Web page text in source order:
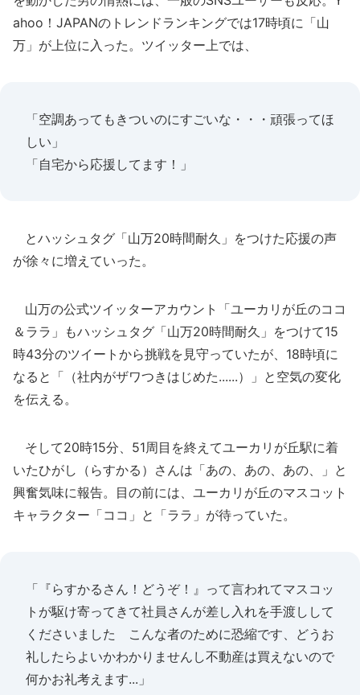
ahoo！JAPANのトレンドランキングでは17時頃に「山
万」が上位に入った。ツイッター上では、
「空調あってもきついのにすごいな・・・頑張ってほ
しい」
「自宅から応援してます！」
とハッシュタグ「山万20時間耐久」をつけた応援の声
が徐々に増えていった。
山万の公式ツイッターアカウント「ユーカリが丘のココ
＆ララ」もハッシュタグ「山万20時間耐久」をつけて15
時43分のツイートから挑戦を見守っていたが、18時頃に
なると「（社内がザワつきはじめた......）」と空気の変化
を伝える。
そして20時15分、51周目を終えてユーカリが丘駅に着
いたひがし（らすかる）さんは「あの、あの、あの、」と
興奮気味に報告。目の前には、ユーカリが丘のマスコット
キャラクター「ココ」と「ララ」が待っていた。
「『らすかるさん！どうぞ！』って言われてマスコッ
トが駆け寄ってきて社員さんが差し入れを手渡しして
くださいました こんな者のために恐縮です、どうお
礼したらよいかわかりませんし不動産は買えないので
何かお礼考えます...」